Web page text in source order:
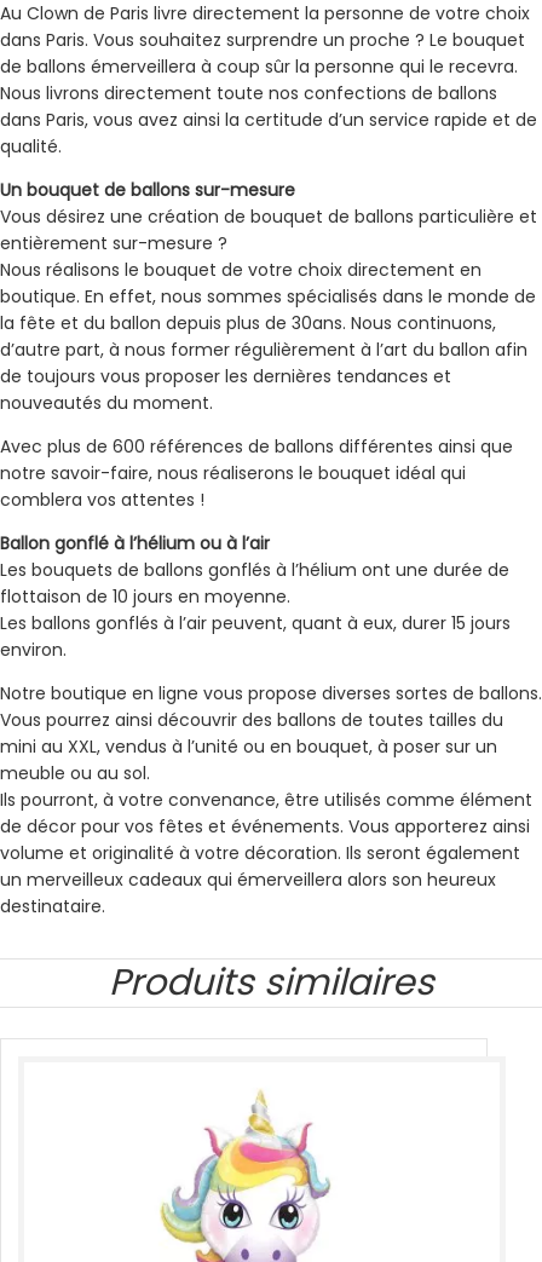
Au Clown de Paris livre directement la personne de votre choix
dans Paris. Vous souhaitez surprendre un proche ? Le bouquet
de ballons émerveillera à coup sûr la personne qui le recevra.
Nous livrons directement toute nos confections de ballons
dans Paris, vous avez ainsi la certitude d’un service rapide et de
qualité.
Un bouquet de ballons sur-mesure
Vous désirez une création de bouquet de ballons particulière et
entièrement sur-mesure ?
Nous réalisons le bouquet de votre choix directement en
boutique. En effet, nous sommes spécialisés dans le monde de
la fête et du ballon depuis plus de 30ans. Nous continuons,
d’autre part, à nous former régulièrement à l’art du ballon afin
de toujours vous proposer les dernières tendances et
nouveautés du moment.
Avec plus de 600 références de ballons différentes ainsi que
notre savoir-faire, nous réaliserons le bouquet idéal qui
comblera vos attentes !
Ballon gonflé à l’hélium ou à l’air
Les bouquets de ballons gonflés à l’hélium ont une durée de
flottaison de 10 jours en moyenne.
Les ballons gonflés à l’air peuvent, quant à eux, durer 15 jours
environ.
Notre boutique en ligne vous propose diverses sortes de ballons.
Vous pourrez ainsi découvrir des ballons de toutes tailles du
mini au XXL, vendus à l’unité ou en bouquet, à poser sur un
meuble ou au sol.
Ils pourront, à votre convenance, être utilisés comme élément
de décor pour vos fêtes et événements. Vous apporterez ainsi
volume et originalité à votre décoration. Ils seront également
un merveilleux cadeaux qui émerveillera alors son heureux
destinataire.
Produits similaires